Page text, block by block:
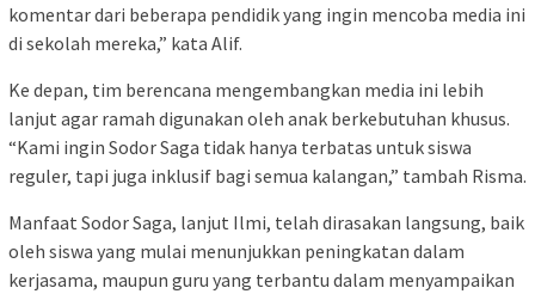
komentar dari beberapa pendidik yang ingin mencoba media ini
di sekolah mereka,” kata Alif.
Ke depan, tim berencana mengembangkan media ini lebih
lanjut agar ramah digunakan oleh anak berkebutuhan khusus.
“Kami ingin Sodor Saga tidak hanya terbatas untuk siswa
reguler, tapi juga inklusif bagi semua kalangan,” tambah Risma.
Manfaat Sodor Saga, lanjut Ilmi, telah dirasakan langsung, baik
oleh siswa yang mulai menunjukkan peningkatan dalam
kerjasama, maupun guru yang terbantu dalam menyampaikan